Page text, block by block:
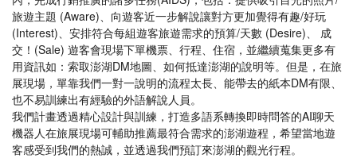
旅遊主題 (Aware)、向遊客近一步解說讓對方更加覺得有趣/好玩
(Interest)、安排符合每組遊客旅遊需求的預算/天數 (Desire)、 成
交！(Sale) 遊客會現場下單機票、行程、住宿，並繼續蒐集更多有
用資訊如：索取澎湖DM地圖、如何抵達澎湖的說明等。但是，在旅
展現場，單靠我們一對一說明的流程太長、能帶去的紙本DM有限、
也不易訓練出有經驗的外語解說人員。
我們計畫透過精心設計與訓練，打造多語系轉換即時問答的AI聊天
機器人在旅展現場可輔助推薦最符合需求的澎湖遊程，希望當地遊
客感受到我們的熱誠，並透過我們預訂來澎湖的觀光行程。